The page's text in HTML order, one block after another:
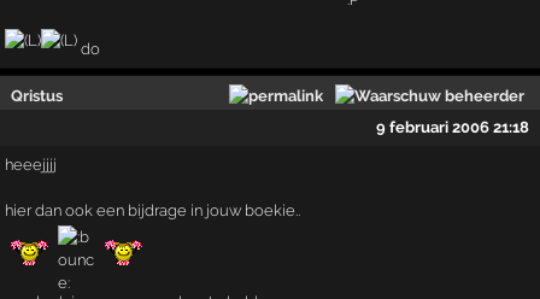
do
Qristus
9 februari 2006 21:18
heeejjjj
hier dan ook een bijdrage in jouw boekie..